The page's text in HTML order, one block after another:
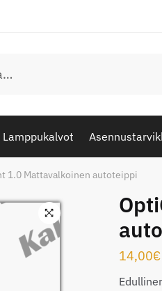
Lamppukalvot
1.0 Mattavalkoinen autoteippi
14,00€